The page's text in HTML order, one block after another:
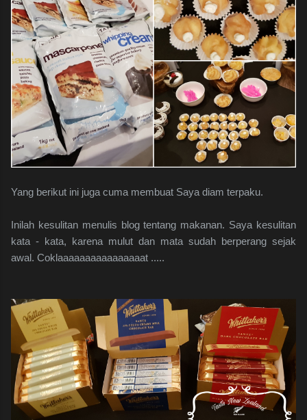
Yang berikut ini juga cuma membuat Saya diam terpaku.
Inilah kesulitan menulis blog tentang makanan. Saya kesulitan
kata - kata, karena mulut dan mata sudah berperang sejak
awal. Coklaaaaaaaaaaaaaaaat .....